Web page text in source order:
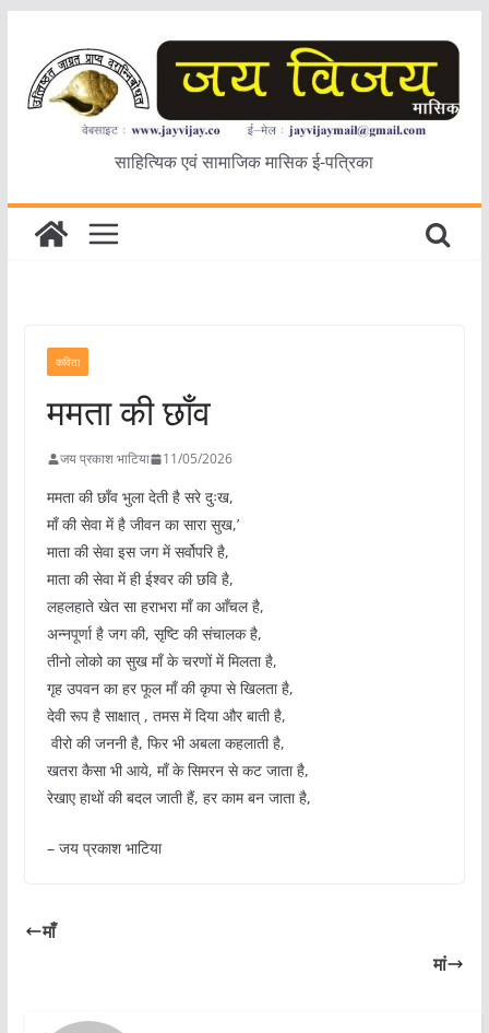
content
साहित्यिक एवं सामाजिक मासिक ई-पत्रिका
कविता
ममता की छाँव
जय प्रकाश भाटिया 11/05/2026
ममता की छाँव भुला देती है सरे दुःख,
माँ की सेवा में है जीवन का सारा सुख,’
माता की सेवा इस जग में सर्वोपरि है,
माता की सेवा में ही ईश्वर की छवि है,
लहलहाते खेत सा हराभरा माँ का आँचल है,
अन्नपूर्णा है जग की, सृष्टि की संचालक है,
तीनो लोको का सुख माँ के चरणों में मिलता है,
गृह उपवन का हर फूल माँ की कृपा से खिलता है,
देवी रूप है साक्षात् , तमस में दिया और बाती है,
​ ​वीरो की जननी है, फिर भी अबला कहलाती है,
खतरा कैसा भी आये, माँ के सिमरन से कट जाता है,
रेखाए हाथों की बदल जाती हैं, हर काम बन जाता है,
​– ​जय प्रकाश भाटिया
माँ
मां